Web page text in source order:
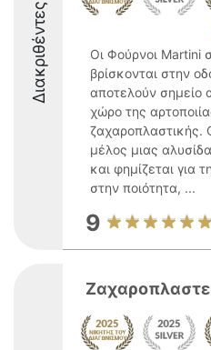
Διακριθέντες
Οι Φούρνοι Martini
βρίσκονται στην
αποτελούν σημείο
χώρο της
ζαχαροπλαστικής.
μέλος μιας
και φημίζεται για
στην ποιότητα, ...
9